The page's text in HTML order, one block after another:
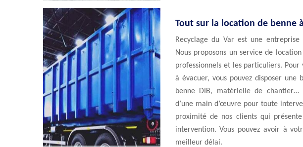
Tout sur la location de benne
Recyclage du Var est une
Nous proposons un service de
professionnels et les particuliers.
à évacuer, vous pouvez disposer une
benne DIB, matérielle de chantier…
d’une main d’œuvre pour toute
proximité de nos clients qui
intervention. Vous pouvez avoir à
meilleur délai.